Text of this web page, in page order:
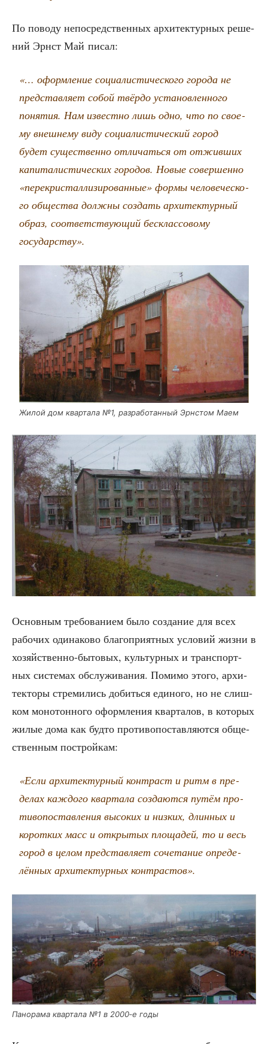
По пово­ду непо­сред­ствен­ных архи­тек­тур­ных реше­
ний Эрнст Май писал:
«…оформ­ле­ние соци­а­ли­сти­че­ско­го горо­да не
пред­став­ля­ет собой твёр­до уста­нов­лен­но­го
поня­тия. Нам извест­но лишь одно, что по сво­е­
му внеш­не­му виду соци­а­ли­сти­че­ский город
будет суще­ствен­но отли­чать­ся от отжив­ших
капи­та­ли­сти­че­ских горо­дов. Новые совер­шен­но
«пере­кри­стал­ли­зи­ро­ван­ные» фор­мы чело­ве­че­ско­
го обще­ства долж­ны создать архи­тек­тур­ный
образ, соот­вет­ству­ю­щий бес­клас­со­во­му
государству».
Жилой дом квар­та­ла №1, раз­ра­бо­тан­ный Эрн­стом Маем
Основ­ным тре­бо­ва­ни­ем было созда­ние для всех
рабо­чих оди­на­ко­во бла­го­при­ят­ных усло­вий жиз­ни в
хозяй­ствен­но-быто­вых, куль­тур­ных и транс­порт­
ных систе­мах обслу­жи­ва­ния. Поми­мо это­го, архи­
тек­то­ры стре­ми­лись добить­ся еди­но­го, но не слиш­
ком моно­тон­но­го оформ­ле­ния квар­та­лов, в кото­рых
жилые дома как буд­то про­ти­во­по­став­ля­ют­ся обще­
ствен­ным постройкам:
«Если архи­тек­тур­ный кон­траст и ритм в пре­
де­лах каж­до­го квар­та­ла созда­ют­ся путём про­
ти­во­по­став­ле­ния высо­ких и низ­ких, длин­ных и
корот­ких масс и откры­тых пло­ща­дей, то и весь
город в целом пред­став­ля­ет соче­та­ние опре­де­
лён­ных архи­тек­тур­ных контрастов».
Пано­ра­ма квар­та­ла №1 в 2000‑е годы